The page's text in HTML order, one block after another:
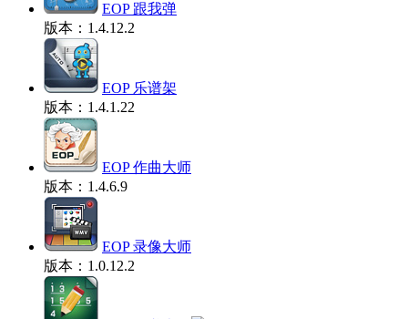
EOP 跟我弹
版本：1.4.12.2
EOP 乐谱架
版本：1.4.1.22
EOP 作曲大师
版本：1.4.6.9
EOP 录像大师
版本：1.0.12.2